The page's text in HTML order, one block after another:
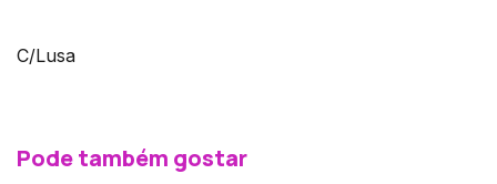
C/Lusa
Pode também gostar